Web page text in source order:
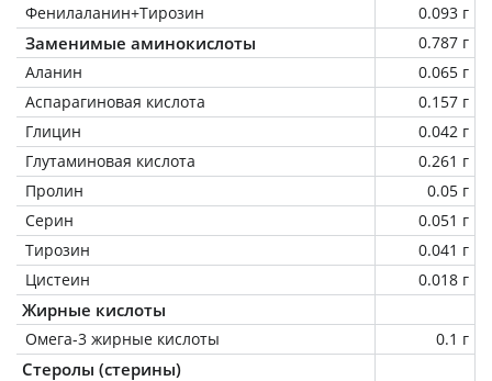
Фенилаланин+Тирозин
0.093 г
Заменимые аминокислоты
0.787 г
Аланин
0.065 г
Аспарагиновая кислота
0.157 г
Глицин
0.042 г
Глутаминовая кислота
0.261 г
Пролин
0.05 г
Серин
0.051 г
Тирозин
0.041 г
Цистеин
0.018 г
Жирные кислоты
Омега-3 жирные кислоты 0.1 г
Стеролы (стерины)